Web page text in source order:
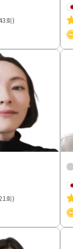
회)
회)